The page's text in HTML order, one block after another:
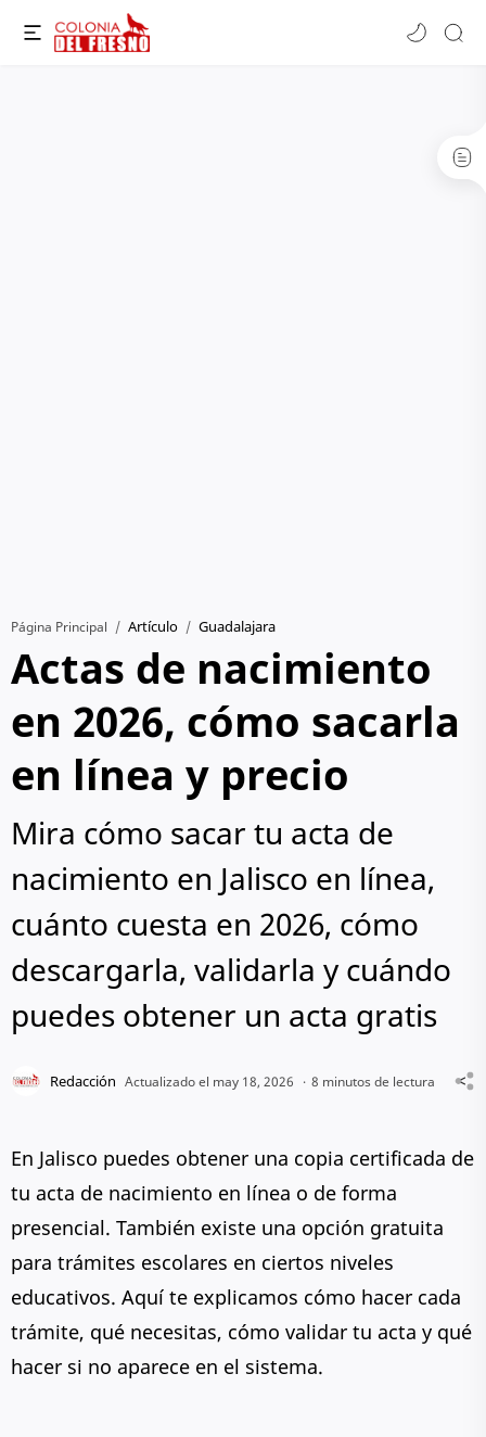
Página Principal Artículo Guadalajara
Actas de nacimiento
en 2026, cómo sacarla
en línea y precio
Mira cómo sacar tu acta de
nacimiento en Jalisco en línea,
cuánto cuesta en 2026, cómo
descargarla, validarla y cuándo
puedes obtener un acta gratis
8 minutos de lectura
En Jalisco puedes obtener una copia certificada de
tu acta de nacimiento en línea o de forma
presencial. También existe una opción gratuita
para trámites escolares en ciertos niveles
educativos. Aquí te explicamos cómo hacer cada
trámite, qué necesitas, cómo validar tu acta y qué
hacer si no aparece en el sistema.